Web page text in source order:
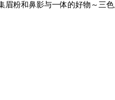
眉粉和鼻影与一体的好物～三